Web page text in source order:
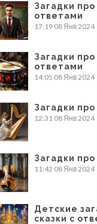
Загадки про
ответами
17:19 08 Янв 2024
Загадки
ответами
14:05 08 Янв 2024
Загадки
12:31 08 Янв 2024
Загадки про
11:42 08 Янв 2024
Детские
сказки с